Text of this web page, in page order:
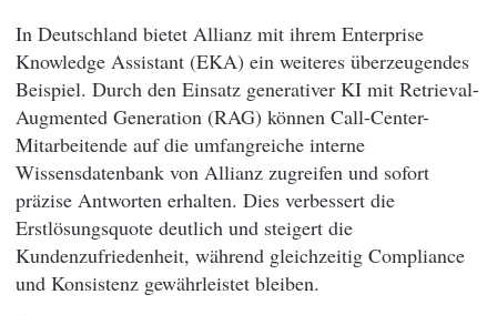
In Deutschland bietet Allianz mit ihrem Enterprise
Knowledge Assistant (EKA) ein weiteres überzeugendes
Beispiel. Durch den Einsatz generativer KI mit Retrieval-
Augmented Generation (RAG) können Call-Center-
Mitarbeitende auf die umfangreiche interne
Wissensdatenbank von Allianz zugreifen und sofort
präzise Antworten erhalten. Dies verbessert die
Erstlösungsquote deutlich und steigert die
Kundenzufriedenheit, während gleichzeitig Compliance
und Konsistenz gewährleistet bleiben.